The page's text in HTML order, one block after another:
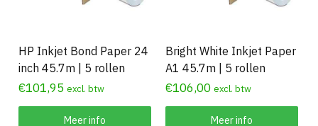
HP Inkjet Bond Paper 24
inch 45.7m | 5 rollen
€101,95 excl. btw
Meer info
Bright White Inkjet Paper
A1 45.7m | 5 rollen
€106,00 excl. btw
Meer info